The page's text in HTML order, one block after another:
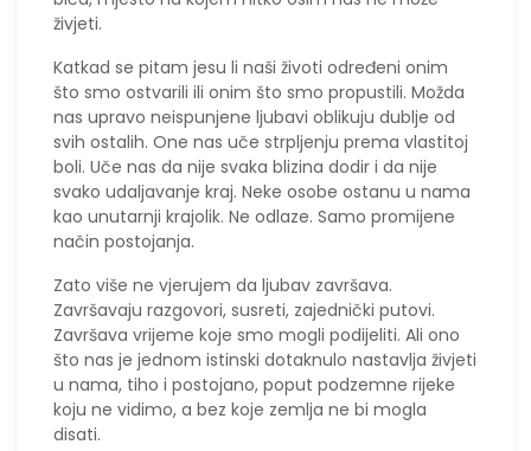
živjeti.
Katkad se pitam jesu li naši životi određeni onim
što smo ostvarili ili onim što smo propustili. Možda
nas upravo neispunjene ljubavi oblikuju dublje od
svih ostalih. One nas uče strpljenju prema vlastitoj
boli. Uče nas da nije svaka blizina dodir i da nije
svako udaljavanje kraj. Neke osobe ostanu u nama
kao unutarnji krajolik. Ne odlaze. Samo promijene
način postojanja.
Zato više ne vjerujem da ljubav završava.
Završavaju razgovori, susreti, zajednički putovi.
Završava vrijeme koje smo mogli podijeliti. Ali ono
što nas je jednom istinski dotaknulo nastavlja živjeti
u nama, tiho i postojano, poput podzemne rijeke
koju ne vidimo, a bez koje zemlja ne bi mogla
disati.